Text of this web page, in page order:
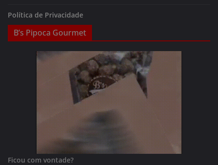
Política de Privacidade
B’s Pipoca Gourmet
Ficou com vontade?